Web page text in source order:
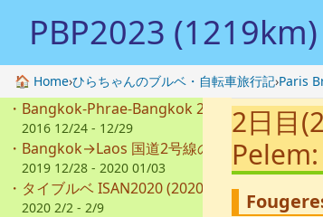
PBP2023 (1219km)
🏠 Home›ひらちゃんのブルベ・自転車旅行記›Paris
・ Bangkok-Phrae-Bangkok 2016
2016 12/24 - 12/29
・ Bangkok→Laos 国道2号線の旅
2019 12/28 - 2020 01/03
・ タイブルベ ISAN2020 (2020km)
2020 2/2 - 2/9
2日目